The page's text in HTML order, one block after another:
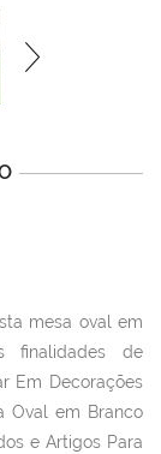
mesa oval em
finalidades de
Em Decorações
Oval em Branco
e Artigos Para